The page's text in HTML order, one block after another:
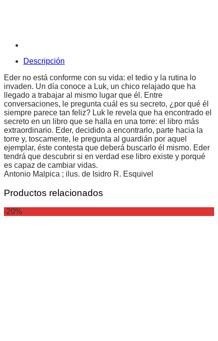
Descripción
Eder no está conforme con su vida: el tedio y la rutina lo
invaden. Un día conoce a Luk, un chico relajado que ha
llegado a trabajar al mismo lugar que él. Entre
conversaciones, le pregunta cuál es su secreto, ¿por qué él
siempre parece tan feliz? Luk le revela que ha encontrado el
secreto en un libro que se halla en una torre: el libro más
extraordinario. Eder, decidido a encontrarlo, parte hacia la
torre y, toscamente, le pregunta al guardián por aquel
ejemplar, éste contesta que deberá buscarlo él mismo. Eder
tendrá que descubrir si en verdad ese libro existe y porqué
es capaz de cambiar vidas.
Antonio Malpica ; ilus. de Isidro R. Esquivel
Productos relacionados
-20%